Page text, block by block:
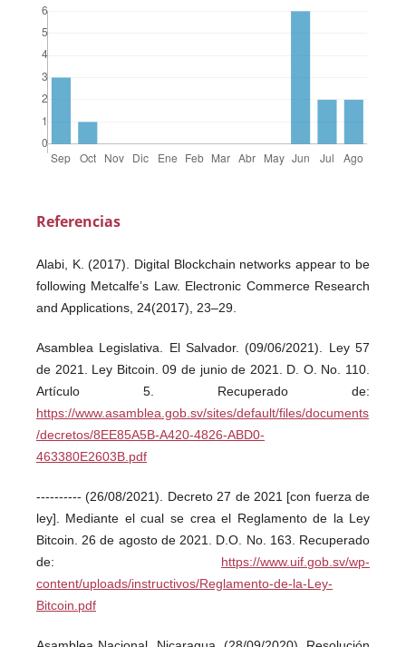
Referencias
Alabi, K. (2017). Digital Blockchain networks appear to be
following Metcalfe’s Law. Electronic Commerce Research
and Applications, 24(2017), 23–29.
Asamblea Legislativa. El Salvador. (09/06/2021). Ley 57
de 2021. Ley Bitcoin. 09 de junio de 2021. D. O. No. 110.
Artículo 5. Recuperado de:
https://www.asamblea.gob.sv/sites/default/files/documents
/decretos/8EE85A5B-A420-4826-ABD0-
463380E2603B.pdf
---------- (26/08/2021). Decreto 27 de 2021 [con fuerza de
ley]. Mediante el cual se crea el Reglamento de la Ley
Bitcoin. 26 de agosto de 2021. D.O. No. 163. Recuperado
de: https://www.uif.gob.sv/wp-
content/uploads/instructivos/Reglamento-de-la-Ley-
Bitcoin.pdf